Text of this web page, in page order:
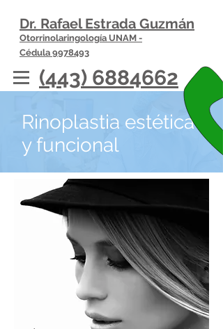
Dr. Rafael Estrada Guzmán
Otorrinolaringología UNAM -
Cédula 9978493
(443) 6884662
Rinoplastia estética
y funcional